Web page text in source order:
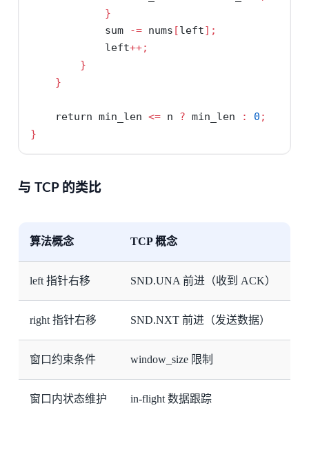
}
            sum
-= nums [left];
            left
++;
}
}
return min_len <= n ? min_len : 0 ;
}
与 TCP 的类比
算法概念 TCP 概念
left 指针右移 SND.UNA 前进（收到 ACK）
right 指针右移 SND.NXT 前进（发送数据）
窗口约束条件 window_size 限制
窗口内状态维护 in-flight 数据跟踪